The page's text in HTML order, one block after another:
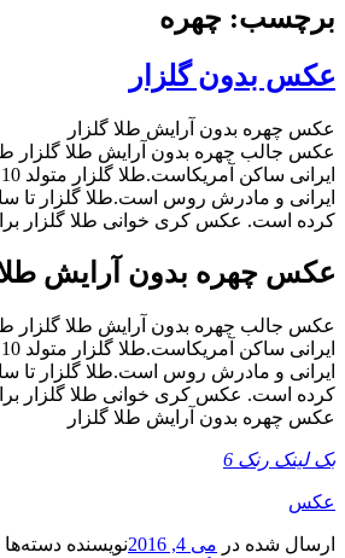
برچسب: چهره
عکس بدون گلزار
عکس چهره بدون آرایش طلا گلزار
عکس جالب چهره بدون آرایش طلا گلزار
کرده است. عکس کری خوانی طلا گلزار
عکس چهره بدون آرایش طلا
عکس جالب چهره بدون آرایش طلا گلزار
کرده است. عکس کری خوانی طلا گلزار
عکس چهره بدون آرایش طلا گلزار
بک لینک رنک 6
عکس
ارسال شده در می 4, 2016 نویسنده دسته‌ها